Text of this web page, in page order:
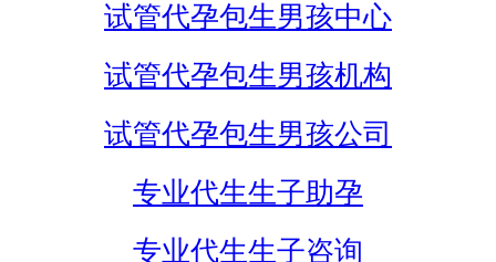
试管代孕包生男孩中心
试管代孕包生男孩机构
试管代孕包生男孩公司
专业代生生子助孕
专业代生生子咨询